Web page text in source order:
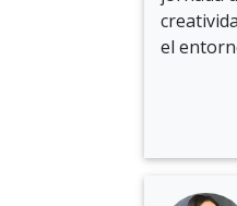
el